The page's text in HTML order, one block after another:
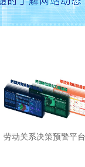
劳动关系决策预警平台